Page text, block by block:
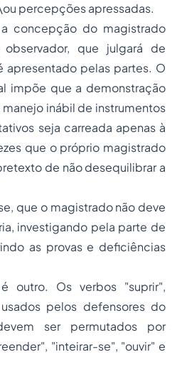
percepções apressadas.
concepção do magistrado
que julgará de
apresentado pelas partes. O
impõe que a demonstração
inábil de instrumentos
seja carreada apenas à
que o próprio magistrado
de não desequilibrar a
que o magistrado não deve
investigando pela parte de
as provas e deficiências
outro. Os verbos "suprir",
pelos defensores do
ser permutados por
"inteirar-se", "ouvir" e